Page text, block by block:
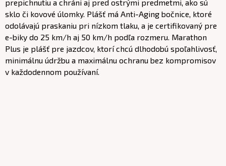
prepichnutiu a chráni aj pred ostrými predmetmi, ako sú
sklo či kovové úlomky. Plášť má Anti-Aging bočnice, ktoré
odolávajú praskaniu pri nízkom tlaku, a je certifikovaný pre
e-biky do 25 km/h aj 50 km/h podľa rozmeru. Marathon
Plus je plášť pre jazdcov, ktorí chcú dlhodobú spoľahlivosť,
minimálnu údržbu a maximálnu ochranu bez kompromisov
v každodennom používaní.